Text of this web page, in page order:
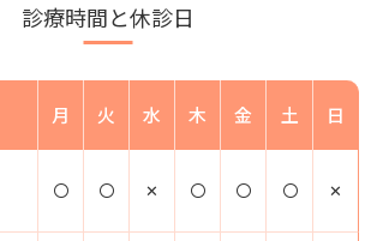
診療時間と休診日
月 火 水 木 金 土 日
〇 〇 ✕ 〇 〇 〇 ✕